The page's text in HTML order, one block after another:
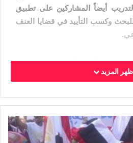
أيضاً المشاركين على تطبيق
وكسب التأييد في قضايا العنف
هي تمكين المشاركين من:
في مجال العنف المبني على
وتبادل معلومات دقيقة عن الصحة
لكسب التأييد وصياغة رسائل
المزيد